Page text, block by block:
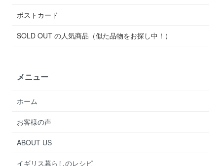
ポストカード
SOLD OUT の人気商品（似た品物をお探し中！）
メニュー
ホーム
お客様の声
ABOUT US
イギリス暮らしのレシピ